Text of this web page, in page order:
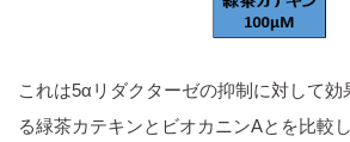
これは5αリダクターゼの抑制に対して効
る緑茶カテキンとビオカニンAとを比較